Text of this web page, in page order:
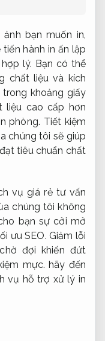
bạn muốn in,
hành in ấn lập
lý. Bạn có thể
chất liệu và kích
trong khoảng giấy
liệu cao cấp hơn
phòng. Tiết kiệm
chúng tôi sẽ giúp
tiêu chuẩn chất
vụ giá rẻ tư vấn
chúng tôi không
bạn sự cởi mở
ưu SEO. Giảm lỗi
đợi khiến đứt
mực. hãy đến
vụ hỗ trợ xử lý in